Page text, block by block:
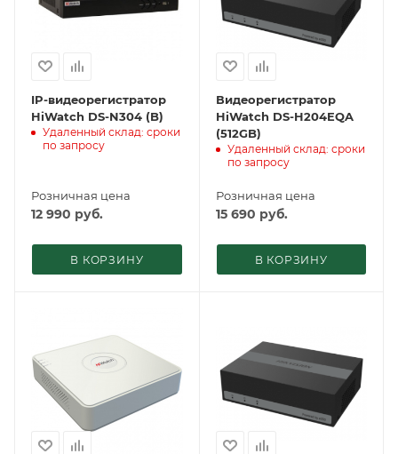
IP-видеорегистратор
HiWatch DS-N304 (B)
Удаленный склад: сроки
по запросу
Розничная цена
12 990 руб.
В КОРЗИНУ
Видеорегистратор
HiWatch DS-H204EQA
(512GB)
Удаленный склад: сроки
по запросу
Розничная цена
15 690 руб.
В КОРЗИНУ